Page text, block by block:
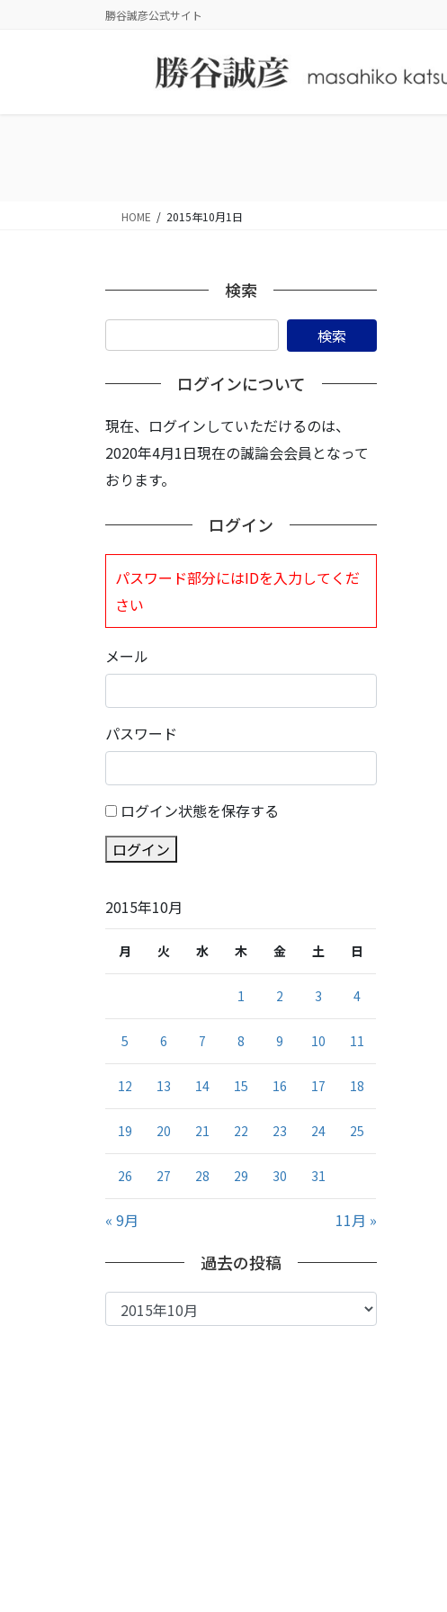
勝谷誠彦公式サイト
HOME 2015年10月1日
検索
ログインについて
現在、ログインしていただけるのは、
2020年4月1日現在の誠論会会員となって
おります。
ログイン
パスワード部分にはIDを入力してくだ
さい
メール
パスワード
ログイン状態を保存する
ログイン
2015年10月
月 火 水 木 金 土 日
1 2 3 4
5 6 7 8 9 10 11
12 13 14 15 16 17 18
19 20 21 22 23 24 25
26 27 28 29 30 31
« 9月 11月 »
過去の投稿
過
去